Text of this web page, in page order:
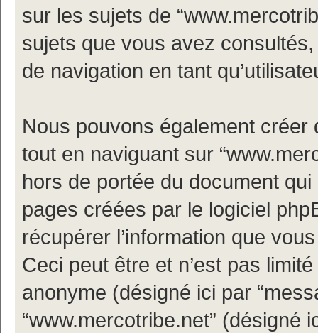
sur les sujets de
sujets que vous avez
de navigation en tant
Nous pouvons également
tout en naviguant sur
hors de portée du document
pages créées par le logiciel
récupérer l’information que
Ceci peut être et n’est pas
anonyme (désigné ici par
“www.mercotribe.net” (désigné